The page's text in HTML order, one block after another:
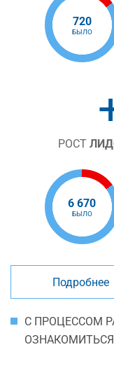
720
БЫЛО
РОСТ
6 670
БЫЛО
Подробнее
С ПРОЦЕССОМ